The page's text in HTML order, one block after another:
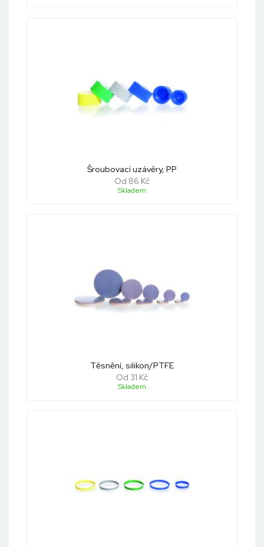
Šroubovací uzávěry, PP
Od 86 Kč
Skladem
Těsnění, silikon/PTFE
Od 31 Kč
Skladem